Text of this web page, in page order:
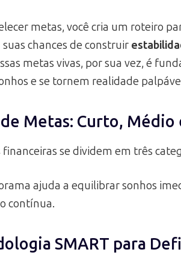
metas, você cria um roteiro
chances de construir
metas vivas, por sua vez, é
e se tornem realidade
Metas: Curto, Médio
financeiras se dividem em três
ajuda a equilibrar sonhos
contínua.
SMART para